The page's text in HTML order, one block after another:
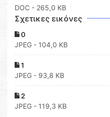
DOC - 265,0 KB
Σχετικες εικόνες
0
JPEG - 104,0 KB
1
JPEG - 93,8 KB
2
JPEG - 119,3 KB